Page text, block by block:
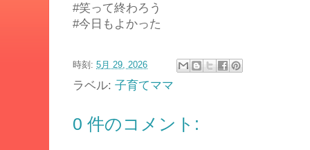
#笑って終わろう
#今日もよかった
時刻: 5月 29, 2026
ラベル: 子育てママ
0 件のコメント: